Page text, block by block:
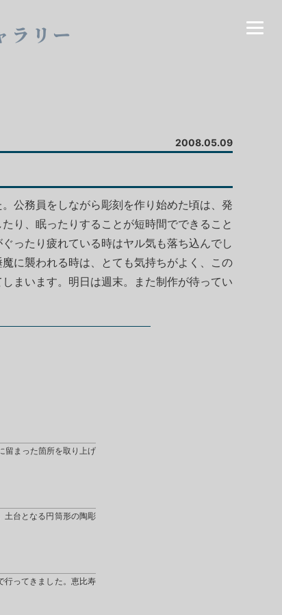
ラリー
2008.05.09
公務員をしながら彫刻を作り始めた頃は、発
り、眠ったりすることが短時間でできること
ったり疲れている時はヤル気も落ち込んでし
に襲われる時は、とても気持ちがよく、この
まいます。明日は週末。また制作が待ってい
留まった箇所を取り上げ
土台となる円筒形の陶彫
行ってきました。恵比寿